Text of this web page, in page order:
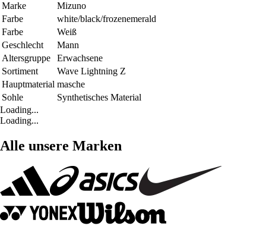
Marke
Mizuno
Farbe
white/black/frozenemerald
Farbe
Weiß
Geschlecht
Mann
Altersgruppe
Erwachsene
Sortiment
Wave Lightning Z
Hauptmaterial masche
Sohle
Synthetisches Material
Loading...
Loading...
Alle unsere Marken